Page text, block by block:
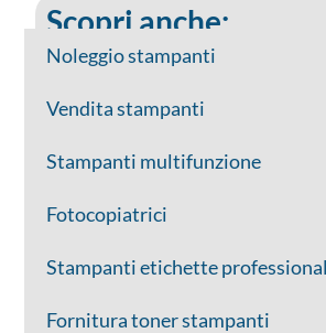
Scopri anche:
Noleggio stampanti
Vendita stampanti
Stampanti multifunzione
Fotocopiatrici
Stampanti etichette
Fornitura toner stampanti